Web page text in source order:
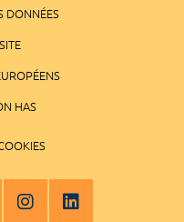
DONNÉES
HAS